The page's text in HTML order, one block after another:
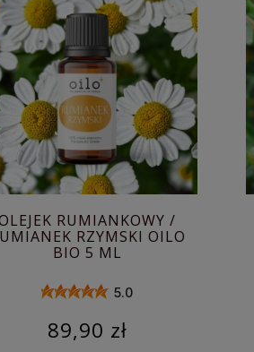
RUMIANKOWY /
RZYMSKI OILO
BIO 5 ML
5.0
89,90 zł